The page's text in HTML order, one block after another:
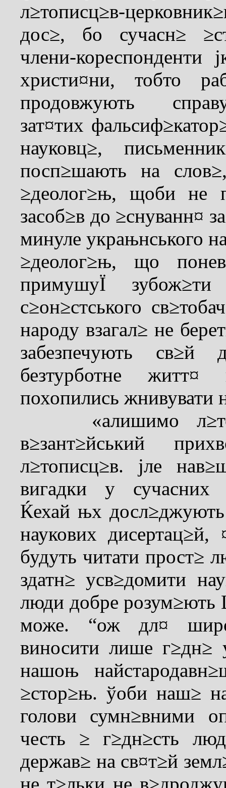
л≥тописц≥в-
дос≥, бо сучасн≥
члени-
христи¤ни, тобто
продовжують
зат¤тих
науковц≥,
посп≥шають на
≥деолог≥њ, щоби не
засоб≥в до ≥снуванн¤
минуле украњнського
≥деолог≥њ, що
примушуЇ
с≥он≥стського
народу взагал≥ не
забезпечують св≥й
безтурботне
похопились жнивувати
«алишимо
в≥зант≥йський
л≥тописц≥в. јле
вигадки у сучасних
Ќехай њх
наукових
будуть читати прост≥
здатн≥ усв≥домити
люди добре розум≥ють
може. “ож дл¤
виносити лише г≥дн≥
нашоњ
≥стор≥њ. ўоби наш≥
голови сумн≥вними
честь ≥ г≥дн≥сть
держав≥ на св¤т≥й